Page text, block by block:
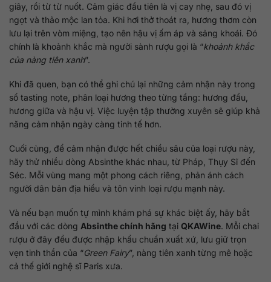
giây, rồi từ từ nuốt. Cảm giác đầu tiên là vị cay nhẹ, sau đó vị
ngọt và thảo mộc lan tỏa. Khi hơi thở thoát ra, hương thơm còn
lưu lại trên vòm miệng, tạo nên hậu vị ấm áp và sảng khoái. Đó
chính là khoảnh khắc mà người sành rượu gọi là “khoảnh khắc
của nàng tiên xanh”.
Khi đã quen, bạn có thể ghi chú lại những cảm nhận này trong
sổ tasting note, phân loại hương theo từng tầng: hương đầu,
hương giữa và hậu vị. Việc luyện tập thường xuyên sẽ giúp khả
năng cảm nhận ngày càng tinh tế hơn.
Cuối cùng, để cảm nhận được hết chiều sâu của loại rượu này,
hãy thử nhiều dòng Absinthe khác nhau, từ Pháp, Thụy Sĩ đến
Séc. Mỗi vùng mang một phong cách riêng, phản ánh cách
người dân bản địa hiểu và tôn vinh loại rượu mạnh này.
Và nếu bạn muốn tự mình khám phá sự khác biệt ấy, hãy bắt
đầu với các dòng Absinthe chính hãng tại QKAWine. Mỗi chai
rượu ở đây đều được nhập khẩu chuẩn xuất xứ, lưu giữ trọn
vẹn tinh thần của “Green Fairy”, nàng tiên xanh từng mê hoặc
cả thế giới nghệ sĩ Paris xưa.